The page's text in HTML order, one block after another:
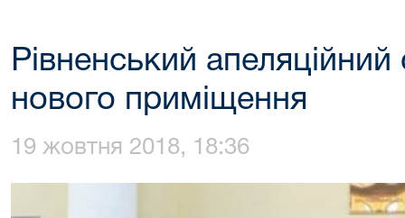
Рівненський
нового приміщення
19 жовтня 2018, 18:36